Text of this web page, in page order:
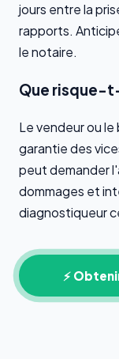
jours entre la
rapports.
le notaire.
Que risque-
Le vendeur ou
garantie des
peut demander
dommages et
diagnostiqueur
⚡